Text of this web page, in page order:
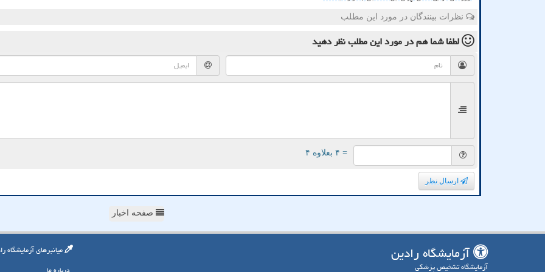
نظرات بینندگان در مورد این مطلب
لطفا شما همدر مورد این مطلبنظر دهید
= ۴ بعلاوه ۴
ارسال نظر
صفحه اخبار
آزمایشگاه رادین
آزمایشگاه تشخیص پزشکی
میانبرهای آزمایشگاه